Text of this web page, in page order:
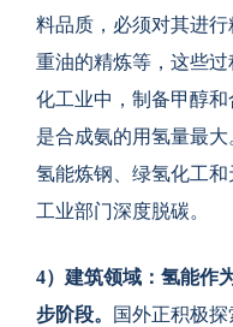
料品质，必须对其进行
重油的精炼等，这些
化工业中，制备甲醇
是合成氨的用氢量最
氢能炼钢、绿氢化工
工业部门深度脱碳。
4）建筑领域：氢能作
步阶段。
国外正积极